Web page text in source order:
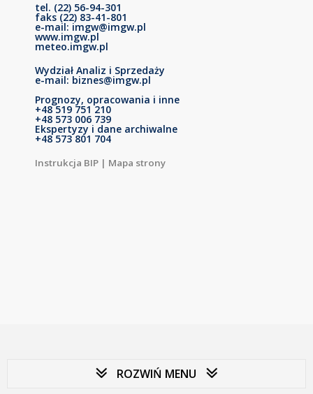
tel. (22) 56-94-301
faks (22) 83-41-801
e-mail: imgw@imgw.pl
www.imgw.pl
meteo.imgw.pl
Wydział Analiz i Sprzedaży
e-mail: biznes@imgw.pl
Prognozy, opracowania i inne
+48 519 751 210
+48 573 006 739
Ekspertyzy i dane archiwalne
+48 573 801 704
Instrukcja BIP | Mapa strony
ROZWIŃ MENU